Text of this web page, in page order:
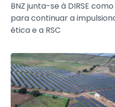
BNZ junta-se à DIRSE
para continuar a
ética e a RSC